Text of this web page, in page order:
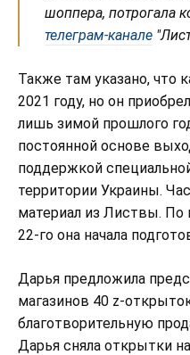
шоппера, потрогала
телеграм-канале
Также там указано, что
2021 году, но он
лишь зимой прошлого
постоянной основе
поддержкой
территории Украины.
материал из Листвы.
22-го она начала
Дарья предложила
магазинов 40 z-
благотворительную
Дарья сняла открытки